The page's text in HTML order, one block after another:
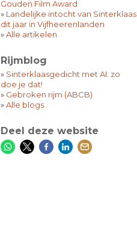
Gouden Film Award
» Landelijke intocht van Sinterklaas
dit jaar in Vijfheerenlanden
»Alle artikelen
Rijmblog
» Sinterklaasgedicht met AI: zo
doe je dat!
» Gebroken rijm (ABCB)
»Alle blogs
Deel deze website